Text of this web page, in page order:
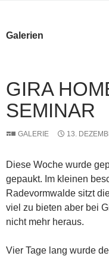
Galerien
GIRA
SEMINAR
GALERIE 13.
Diese Woche wurde
gepaukt. Im kleinen
Radevormwalde sitzt
viel zu bieten aber bei
nicht mehr heraus.
Vier Tage lang wurde